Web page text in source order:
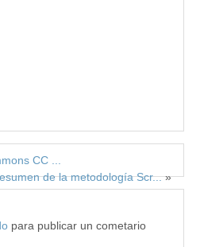
CC ...
de la metodología Scr...»
para publicar un cometario